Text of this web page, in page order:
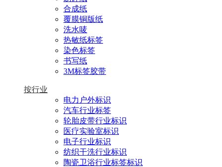
合成纸
覆膜铜版纸
洗水唛
热敏纸标签
染色标签
书写纸
3M标签胶带
按行业
电力户外标识
汽车行业标签
轮胎皮带行业标识
医疗实验室标识
电子行业标识
纺织干洗行业标识
陶瓷卫浴行业标签标识